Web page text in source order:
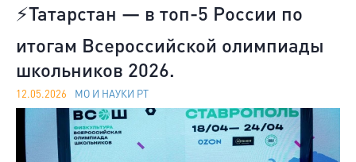
⚡️Татарстан — в топ-5 России по
итогам Всероссийской олимпиады
школьников 2026.
12.05.2026 МО И НАУКИ РТ